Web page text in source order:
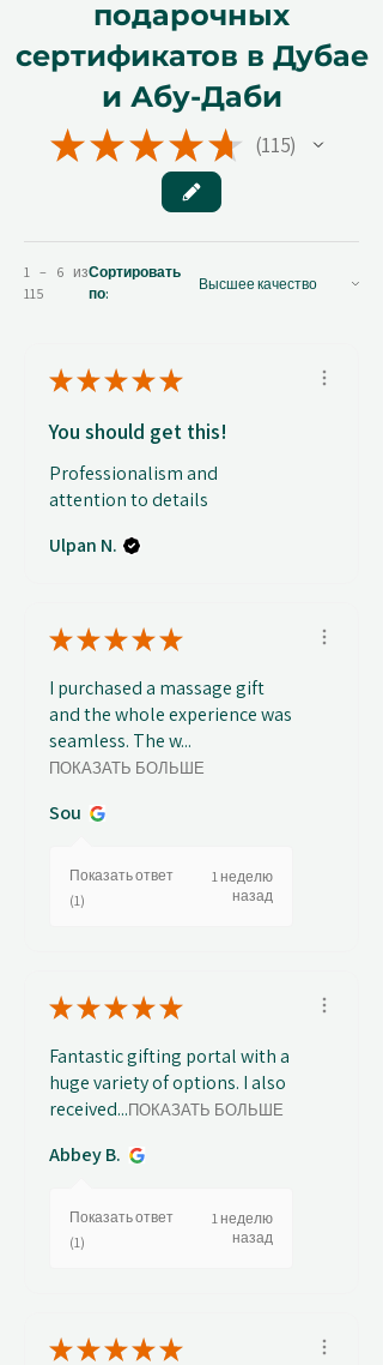
подарочных
сертификатов в Дубае
и Абу-Даби
★★★★★ 115
115
1 – 6 из
115
Сортировать
по:
★★★★★
You should get this!
Professionalism and
attention to details
Ulpan N.
★★★★★
I purchased a massage gift
and the whole experience was
seamless. The w...
ПОКАЗАТЬ БОЛЬШЕ
Sou
Показать ответ
(1)
1 неделю
назад
★★★★★
Fantastic gifting portal with a
huge variety of options. I also
received...ПОКАЗАТЬ БОЛЬШЕ
Abbey B.
Показать ответ
(1)
1 неделю
назад
★★★★★